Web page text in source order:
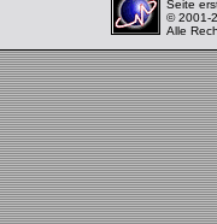
Seite
© 2001-
Alle